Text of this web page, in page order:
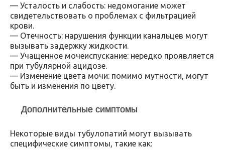
— Усталость и слабость: недомогание может
свидетельствовать о проблемах с фильтрацией
крови.
— Отечность: нарушения функции канальцев могут
вызывать задержку жидкости.
— Учащенное мочеиспускание: нередко проявляется
при тубулярной ацидозе.
— Изменение цвета мочи: помимо мутности, могут
быть и изменения по цвету.
Дополнительные симптомы
Некоторые виды тубулопатий могут вызывать
специфические симптомы, такие как: